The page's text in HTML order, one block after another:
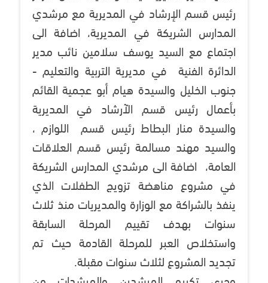
رئيس قسم الإرشاد في المديرية مع مرشدي
المدارس الشريكة في المديرية، اضافة الى
اجتماع مع السيد يوسف سلامين نائب مدير
الدائرة الفنية في مديرية التربية والتعليم -
جنوب الخليل والسيدة هيام أبو عجمية القائم
بأعمال رئيس قسم الآرشاد في المديرية
والسيدة منار البطاط رئيس قسم اللوازم ،
والسيد مهند مسالمة رئيس قسم العلاقات
العامة، اضافة الى مرشدي المدارس الشريكة
في مشروع مناهضة تزويج الطفلات الذي
ينفذ بالشراكة مع الوزارة والمديريات منذ ثلاث
سنوات بهدف تقييم المرحلة السابقة
واستخلاص العبر للمرحلة القادمة حيث تم
تجديد المشروع لثلاث سنوات مقبلة.